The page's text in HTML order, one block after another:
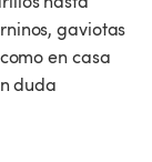
gaviotas
en casa
duda